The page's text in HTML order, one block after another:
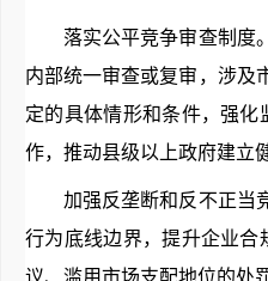
落实公平竞争审查制度。
内部统一审查或复审，涉及
定的具体情形和条件，强
作，推动县级以上政府建立
加强反垄断和反不正当竞
行为底线边界，提升企业合
议、滥用市场支配地位的处